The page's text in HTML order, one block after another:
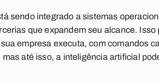
sendo integrado a sistemas
que expandem seu alcance.
empresa executa, com comandos
mas até isso, a inteligência artificial